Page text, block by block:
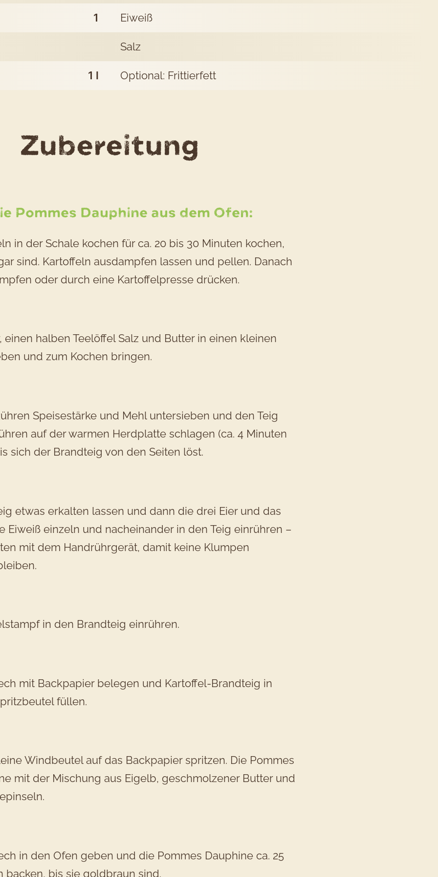
1 Eiweiß
Salz
1 l Optional: Frittierfett
Zubereitung
Für
Prinzessinnen:
Pommes
aus
Ofen
Pommes Dauphine aus dem Ofen:
in der Schale kochen für ca. 20 bis 30 Minuten kochen,
sind. Kartoffeln ausdampfen lassen und pellen. Danach
oder durch eine Kartoffelpresse drücken.
einen halben Teelöffel Salz und Butter in einen kleinen
und zum Kochen bringen.
Speisestärke und Mehl untersieben und den Teig
auf der warmen Herdplatte schlagen (ca. 4 Minuten
sich der Brandteig von den Seiten löst.
etwas erkalten lassen und dann die drei Eier und das
Eiweiß einzeln und nacheinander in den Teig einrühren –
mit dem Handrührgerät, damit keine Klumpen
in den Brandteig einrühren.
mit Backpapier belegen und Kartoffel-Brandteig in
füllen.
Windbeutel auf das Backpapier spritzen. Die Pommes
mit der Mischung aus Eigelb, geschmolzener Butter und
in den Ofen geben und die Pommes Dauphine ca. 25
backen, bis sie goldbraun sind.